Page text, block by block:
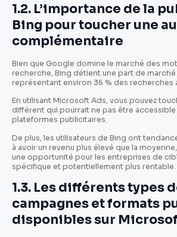
1.2. L’importance de la
Bing pour toucher une
complémentaire
Bien que Google domine le marché des
recherche, Bing détient une part de
représentant environ 36 % des recherches
En utilisant Microsoft Ads, vous pouvez
différent qui pourrait ne pas être accessible
plateformes publicitaires.
De plus, les utilisateurs de Bing ont
à avoir un revenu plus élevé que la
une opportunité pour les entreprises de
spécifique et potentiellement plus rentable.
1.3. Les différents types
campagnes et formats
disponibles sur